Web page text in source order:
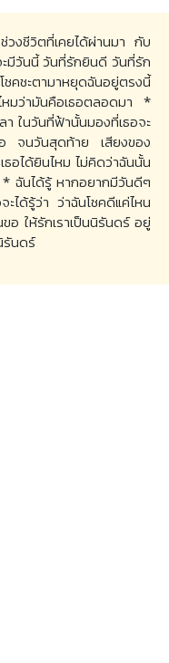
ช่วงชีวิตที่เคยได้ผ่านมา กับ
มีวันนี้ วันที่รักยินดี วันที่รัก
ชคชะตามาหยุดฉันอยู่ตรงนี้
หมว่ามันคือเธอตลอดมา *
ในวันที่ฟ้านั้นมองที่เธอจะ
จนวันสุดท้าย เสียงของ
ธอได้ยินไหม ไม่คิดว่าฉันนั้น
ฉันได้รู้ หากอยากมีวันดีๆ
ได้รู้ว่า ว่าฉันโชคดีแค่ไหน
อ ให้รักเราเป็นนิรันดร์ อยู่
รันดร์